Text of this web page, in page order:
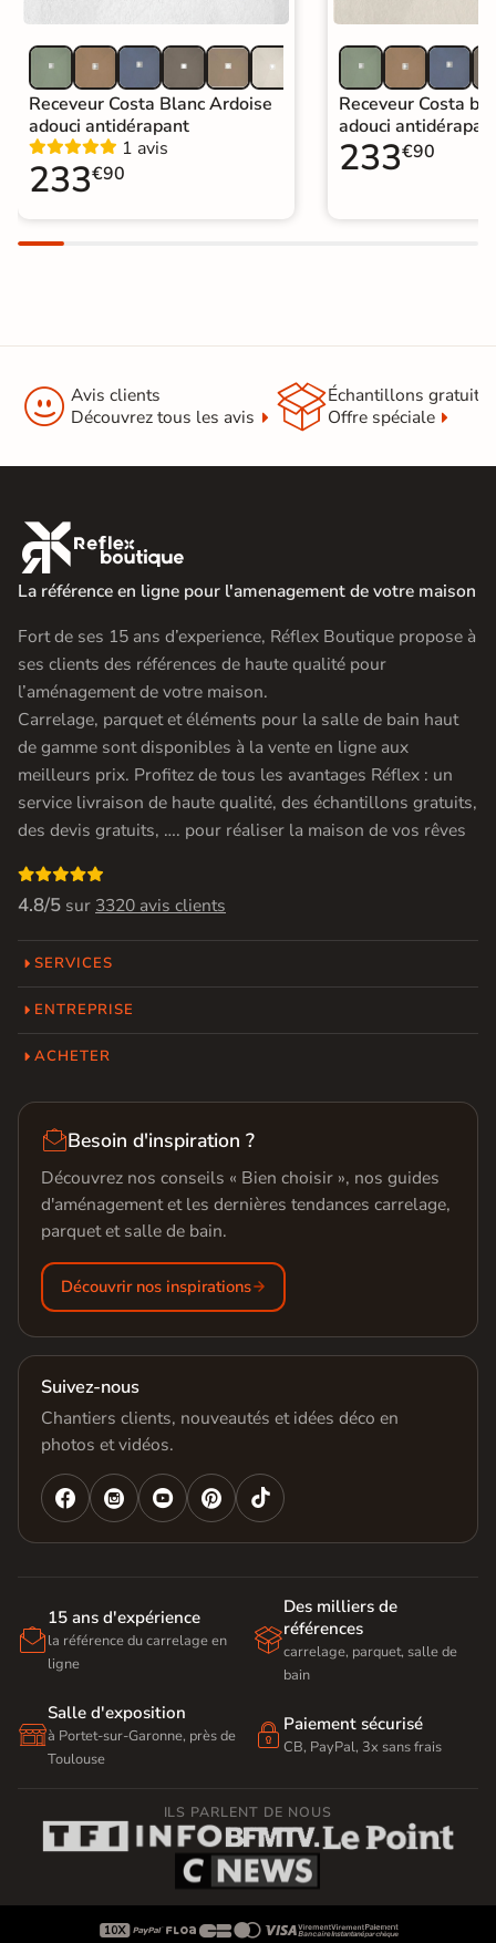
Receveur Costa Blanc Ardoise
adouci antidérapant
1 avis
233€90
Receveur Costa
adouci
233€90
 Avis clients
Découvrez tous les avis
Échantillons gratuit
Offre spéciale

La référence en ligne pour l'amenagement de votre maison
Fort de ses 15 ans d’experience, Réflex Boutique propose à
ses clients des références de haute qualité pour
l’aménagement de votre maison.
Carrelage, parquet et éléments pour la salle de bain haut
de gamme sont disponibles à la vente en ligne aux
meilleurs prix. Profitez de tous les avantages Réflex : un
service livraison de haute qualité, des échantillons gratuits,
des devis gratuits, …. pour réaliser la maison de vos rêves

4.8/5 sur 3320 avis clients
SERVICES
ENTREPRISE
ACHETER
Besoin d'inspiration ?
Découvrez nos conseils « Bien choisir », nos guides
d'aménagement et les dernières tendances carrelage,
parquet et salle de bain.
Découvrir nos inspirations
Suivez-nous
Chantiers clients, nouveautés et idées déco en
photos et vidéos.
   

15 ans d'expérience
la référence du carrelage en
ligne

Des milliers de
références
carrelage, parquet, salle de
bain

Salle d'exposition
à Portet-sur-Garonne, près de
Toulouse
 Paiement sécurisé
CB, PayPal, 3x sans frais
ILS PARLENT DE NOUS
